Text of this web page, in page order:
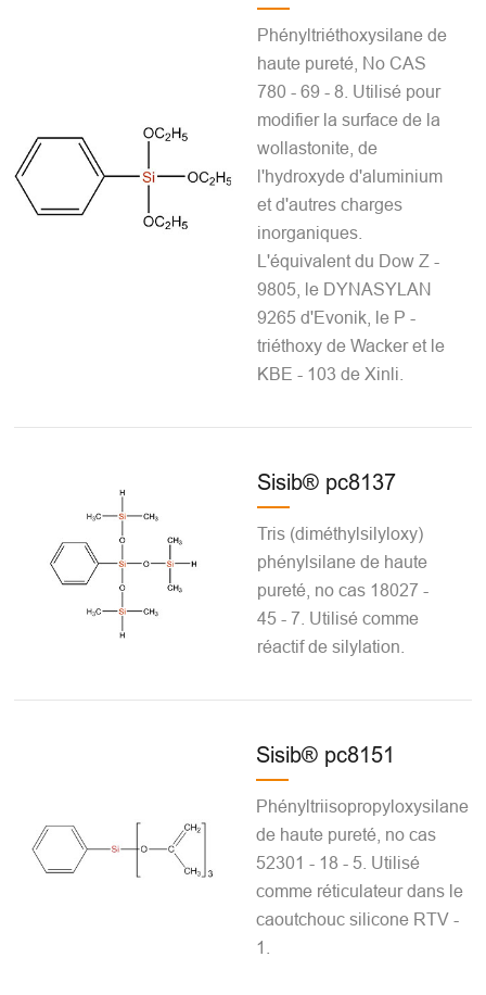
Phényltriéthoxysilane de
haute pureté, No CAS
780 - 69 - 8. Utilisé pour
modifier la surface de la
wollastonite, de
l'hydroxyde d'aluminium
et d'autres charges
inorganiques.
L'équivalent du Dow Z -
9805, le DYNASYLAN
9265 d'Evonik, le P -
triéthoxy de Wacker et le
KBE - 103 de Xinli.
Sisib® pc8137
Tris (diméthylsilyloxy)
phénylsilane de haute
pureté, no cas 18027 -
45 - 7. Utilisé comme
réactif de silylation.
Sisib® pc8151
Phényltriisopropyloxysilane
de haute pureté, no cas
52301 - 18 - 5. Utilisé
comme réticulateur dans le
caoutchouc silicone RTV -
1.